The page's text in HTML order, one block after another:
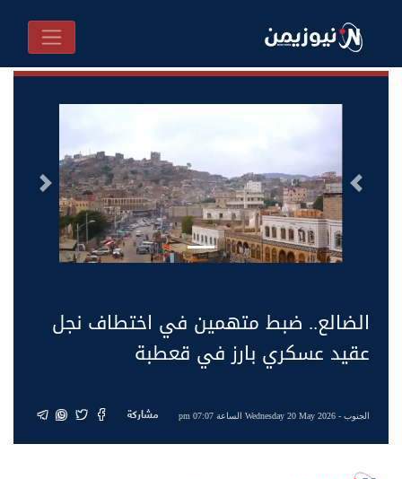
السابق التالى
الضالع.. ضبط متهمين في اختطاف نجل
عقيد عسكري بارز في قعطبة
الجنوب- Wednesday 20 May 2026 الساعة 07:07 pm مشاركة